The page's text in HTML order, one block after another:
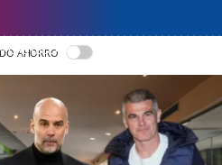
CASTELLANO
AHORRO